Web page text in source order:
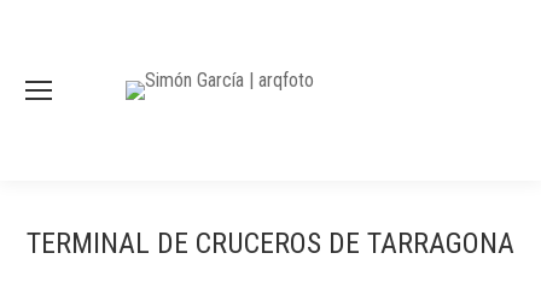
TERMINAL DE CRUCEROS DE TARRAGONA